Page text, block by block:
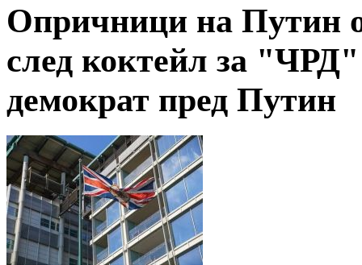
Опричници на Путин
след коктейл за
демократ пред Путин